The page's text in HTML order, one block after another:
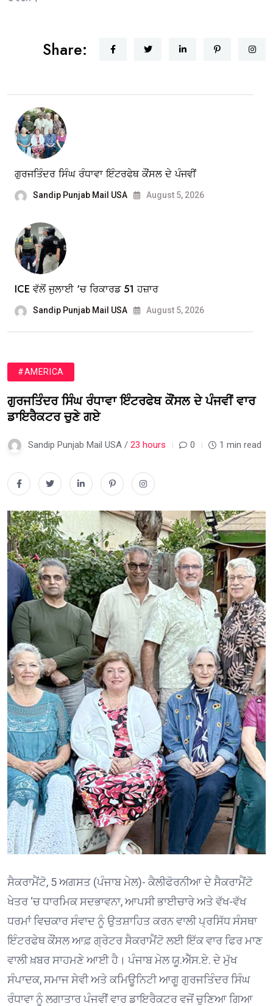
Share:
ਗੁਰਜਤਿੰਦਰ ਸਿੰਘ ਰੰਧਾਵਾ ਇੰਟਰਫੇਥ ਕੌਂਸਲ ਦੇ ਪੰਜਵੀਂ
Sandip Punjab Mail USA August 5, 2026
ICE ਵੱਲੋਂ ਜੁਲਾਈ ‘ਚ ਰਿਕਾਰਡ 51 ਹਜ਼ਾਰ
Sandip Punjab Mail USA August 5, 2026
#AMERICA
ਗੁਰਜਤਿੰਦਰ ਸਿੰਘ ਰੰਧਾਵਾ ਇੰਟਰਫੇਥ ਕੌਂਸਲ ਦੇ ਪੰਜਵੀਂ ਵਾਰ
ਡਾਇਰੈਕਟਰ ਚੁਣੇ ਗਏ
Sandip Punjab Mail USA / 23 hours 0 1 min read
ਸੈਕਰਾਮੈਂਟੋ, 5 ਅਗਸਤ (ਪੰਜਾਬ ਮੇਲ)- ਕੈਲੀਫੋਰਨੀਆ ਦੇ ਸੈਕਰਾਮੈਂਟੋ
ਖੇਤਰ ‘ਚ ਧਾਰਮਿਕ ਸਦਭਾਵਨਾ, ਆਪਸੀ ਭਾਈਚਾਰੇ ਅਤੇ ਵੱਖ-ਵੱਖ
ਧਰਮਾਂ ਵਿਚਕਾਰ ਸੰਵਾਦ ਨੂੰ ਉਤਸ਼ਾਹਿਤ ਕਰਨ ਵਾਲੀ ਪ੍ਰਸਿੱਧ ਸੰਸਥਾ
ਇੰਟਰਫੇਥ ਕੌਂਸਲ ਆਫ਼ ਗ੍ਰੇਟਰ ਸੈਕਰਾਮੈਂਟੋ ਲਈ ਇੱਕ ਵਾਰ ਫਿਰ ਮਾਣ
ਵਾਲੀ ਖ਼ਬਰ ਸਾਹਮਣੇ ਆਈ ਹੈ। ਪੰਜਾਬ ਮੇਲ ਯੂ.ਐੱਸ.ਏ. ਦੇ ਮੁੱਖ
ਸੰਪਾਦਕ, ਸਮਾਜ ਸੇਵੀ ਅਤੇ ਕਮਿਊਨਿਟੀ ਆਗੂ ਗੁਰਜਤਿੰਦਰ ਸਿੰਘ
ਰੰਧਾਵਾ ਨੂੰ ਲਗਾਤਾਰ ਪੰਜਵੀਂ ਵਾਰ ਡਾਇਰੈਕਟਰ ਵਜੋਂ ਚੁਣਿਆ ਗਿਆ